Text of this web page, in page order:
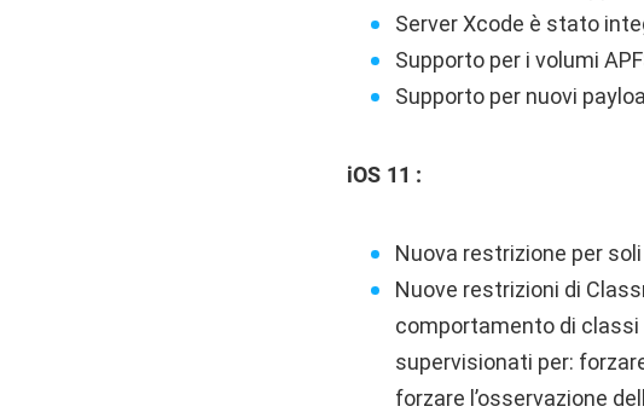
Server Xcode è stato
Supporto per i volumi
Supporto per nuovi
iOS 11 :
Nuova restrizione per
Nuove restrizioni di
comportamento di
supervisionati per:
forzare l’osservazione